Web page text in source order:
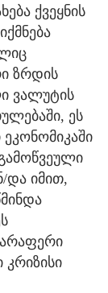
ქვეყნის
ზრდის
ვალუტის
ეს
და იმით,
კრიზისი